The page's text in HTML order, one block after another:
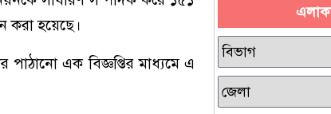
করা হয়েছে।
এক বিজ্ঞপ্তির মাধ্যমে এ